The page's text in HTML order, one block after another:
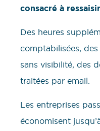
consacré à
Des heures
comptabilisées,
sans visibilité, des
traitées par email.
Les entreprises
économisent